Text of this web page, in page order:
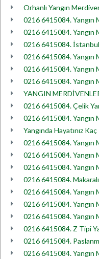
Orhanlı Yangın
0216 6415084. Yangın
0216 6415084. Yangın
0216 6415084.
0216 6415084. Yangın
0216 6415084. Yangın
0216 6415084. Yangın
YANGIN
0216 6415084. Çelik
0216 6415084.
Yangında Hayatınız Kaç
0216 6415084. Yangın
0216 6415084. Yangın
0216 6415084. Yangın
0216 6415084.
0216 6415084. Yangın
0216 6415084. Yangın
0216 6415084. Yangın
0216 6415084. Z Tipi
0216 6415084.
0216 6415084. Yangın